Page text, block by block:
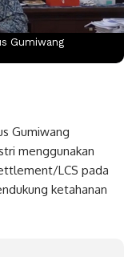
Gumiwang
Gumiwang
menggunakan
LCS pada
ketahanan